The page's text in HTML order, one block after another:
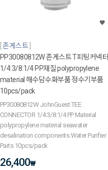
존게스트
PP30080812W 존게스트 T피팅커넥터
1/4:3/8:1/4 PP재질 polypropylene
material 해수담수화부품 정수기부품
10pcs/pack
PP30080812W JohnGuest TEE
CONNECTOR 1/4:3/8:1/4 PP Material
polypropylene material seawater
desalination components Water Purifier
Parts 10pcs/pack
26,400₩